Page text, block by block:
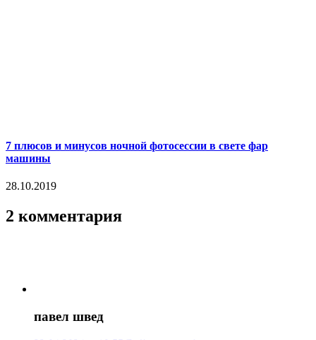
7 плюсов и минусов ночной фотосессии в свете фар
машины
28.10.2019
2 комментария
павел швед